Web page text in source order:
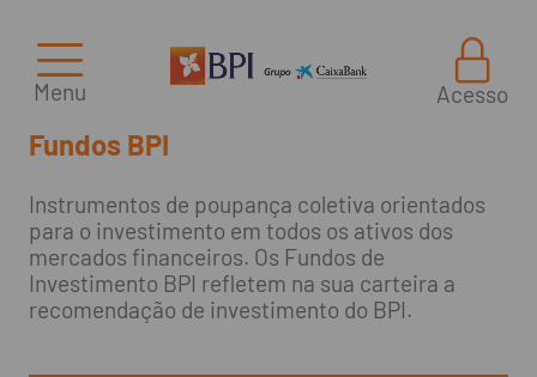
Menu Acesso
Fundos BPI
Instrumentos de poupança coletiva orientados
para o investimento em todos os ativos dos
mercados financeiros. Os Fundos de
Investimento BPI refletem na sua carteira a
recomendação de investimento do BPI.